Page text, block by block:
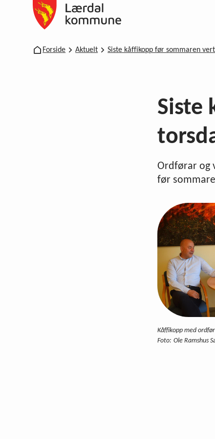
Du er her:
Forside Aktuelt Siste kåffikopp før sommaren
Siste
Ordførar og
før
Kåffikopp med
Ole Ramshus